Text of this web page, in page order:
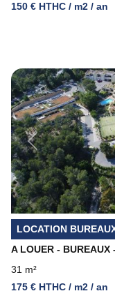
150 € HTHC / m2 / an
Previous
LOCATION
A LOUER - BUREAUX
31 m²
175 € HTHC / m2 / an